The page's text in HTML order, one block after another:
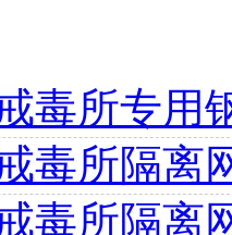
毒所专用
毒所隔离
毒所隔离